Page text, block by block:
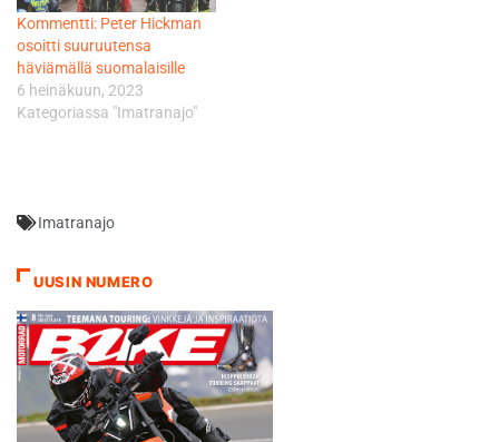
Kommentti: Peter Hickman
osoitti suuruutensa
häviämällä suomalaisille
6 heinäkuun, 2023
Kategoriassa "Imatranajo"
Imatranajo
UUSIN NUMERO